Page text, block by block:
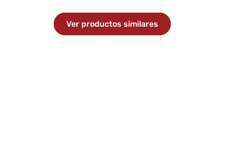
Ver productos similares